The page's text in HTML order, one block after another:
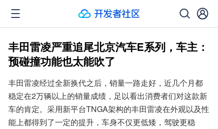
丰田雷凌严重追尾北京汽车E系列，车主：
预碰撞功能也太能吹了
丰田雷凌经过全新换代之后，销量一路走好，近几个月都
稳定在2万辆以上的销量成绩，足以看出消费者们对这款新
车的肯定。采用新平台TNGA架构的丰田雷凌在外观以及性
能上都得到了一定的提升，车身不仅更低矮，驾驶更稳